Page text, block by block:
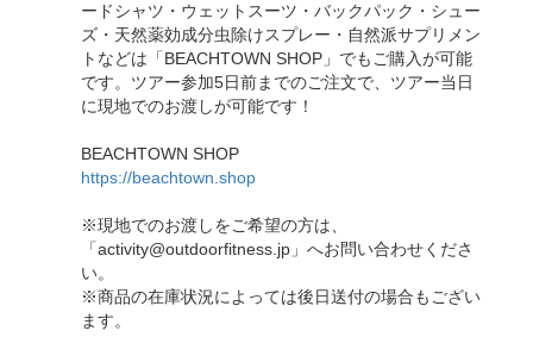
ードシャツ・ウェットスーツ・バックパック・シュー
ズ・天然薬効成分虫除けスプレー・自然派サプリメン
トなどは「BEACHTOWN SHOP」でもご購入が可能
です。ツアー参加5日前までのご注文で、ツアー当日
に現地でのお渡しが可能です！
BEACHTOWN SHOP
https://beachtown.shop
※現地でのお渡しをご希望の方は、
「activity@outdoorfitness.jp」へお問い合わせくださ
い。
※商品の在庫状況によっては後日送付の場合もござい
ます。